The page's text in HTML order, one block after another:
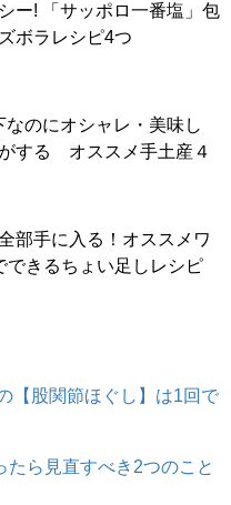
ー! 「サッポロ一番塩」包
ボラレシピ4つ
なのにオシャレ・美味し
する オススメ手土産４
部手に入る！オススメワ
できるちょい足しレシピ
【股関節ほぐし】は1回で
たら見直すべき2つのこと